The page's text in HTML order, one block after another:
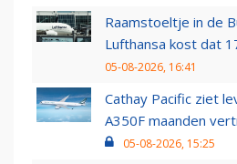
Raamstoeltje in de
Lufthansa kost dat
05-08-2026, 16:41
Cathay Pacific ziet
A350F maanden
05-08-2026, 15:25